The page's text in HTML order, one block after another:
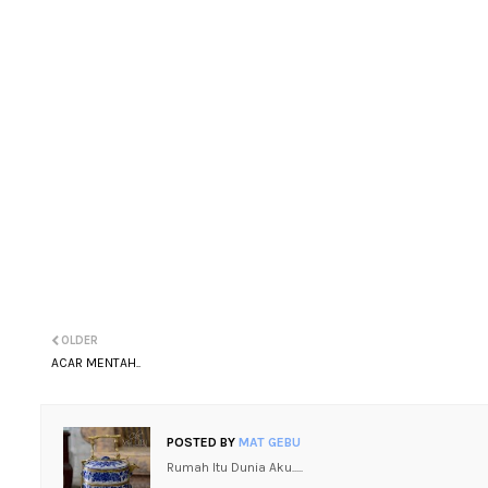
OLDER
ACAR MENTAH..
POSTED BY MAT GEBU
Rumah Itu Dunia Aku.....